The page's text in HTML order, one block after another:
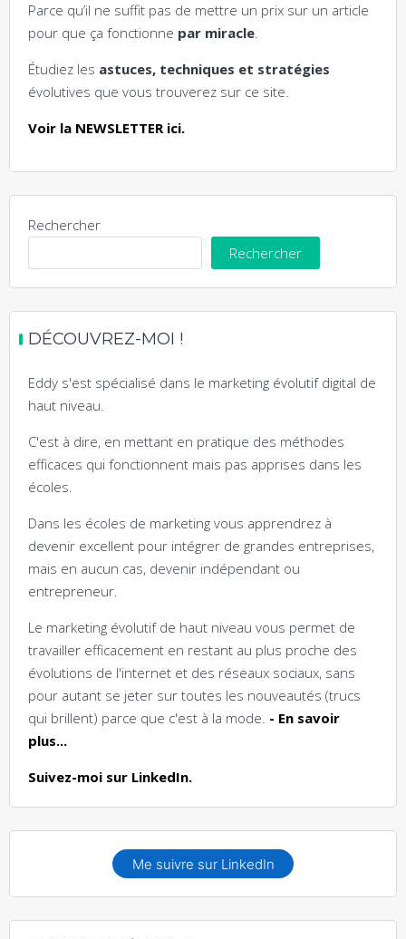
Parce qu’il ne suffit pas de mettre un prix sur un article
pour que ça fonctionne par miracle.
Étudiez les astuces, techniques et stratégies
évolutives que vous trouverez sur ce site.
Voir la NEWSLETTER ici.
Rechercher
Rechercher
DÉCOUVREZ-MOI !
Eddy s'est spécialisé dans le marketing évolutif digital de
haut niveau.
C'est à dire, en mettant en pratique des méthodes
efficaces qui fonctionnent mais pas apprises dans les
écoles.
Dans les écoles de marketing vous apprendrez à
devenir excellent pour intégrer de grandes entreprises,
mais en aucun cas, devenir indépendant ou
entrepreneur.
Le marketing évolutif de haut niveau vous permet de
travailler efficacement en restant au plus proche des
évolutions de l'internet et des réseaux sociaux, sans
pour autant se jeter sur toutes les nouveautés (trucs
qui brillent) parce que c'est à la mode. - En savoir
plus...
Suivez-moi sur LinkedIn.
Me suivre sur LinkedIn